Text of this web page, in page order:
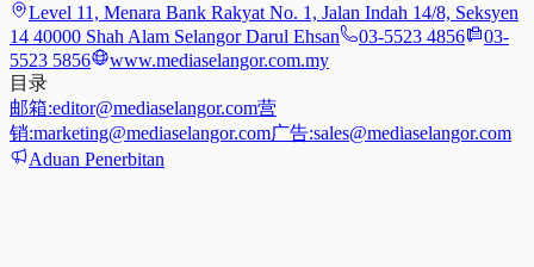
Level 11, Menara Bank Rakyat No. 1, Jalan Indah 14/8, Seksyen
14 40000 Shah Alam Selangor Darul Ehsan
03-5523 4856
03-
5523 5856
www.mediaselangor.com.my
目录
邮箱:editor@mediaselangor.com营
销:marketing@mediaselangor.com广告:sales@mediaselangor.com
Aduan Penerbitan